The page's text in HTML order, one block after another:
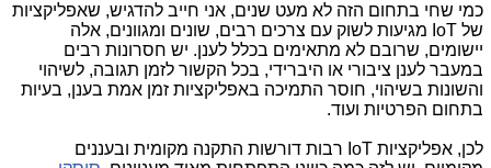
כמי שחי בתחום הזה לא מעט שנים, אני חייב להדגיש, שאפליקציות
של IoT מגיעות לשוק עם צרכים רבים, שונים ומגוונים, אלה
יישומים, שרובם לא מתאימים בכלל לענן. יש חסרונות רבים
במעבר לענן ציבורי או היברידי, בכל הקשור לזמן תגובה, לשיהוי
והשונות בשיהוי, חוסר התמיכה באפליקציות זמן אמת בענן, בעיות
בתחום הפרטיות ועוד.
לכן, אפליקציות IoT רבות דורשות התקנה מקומית ובעננים